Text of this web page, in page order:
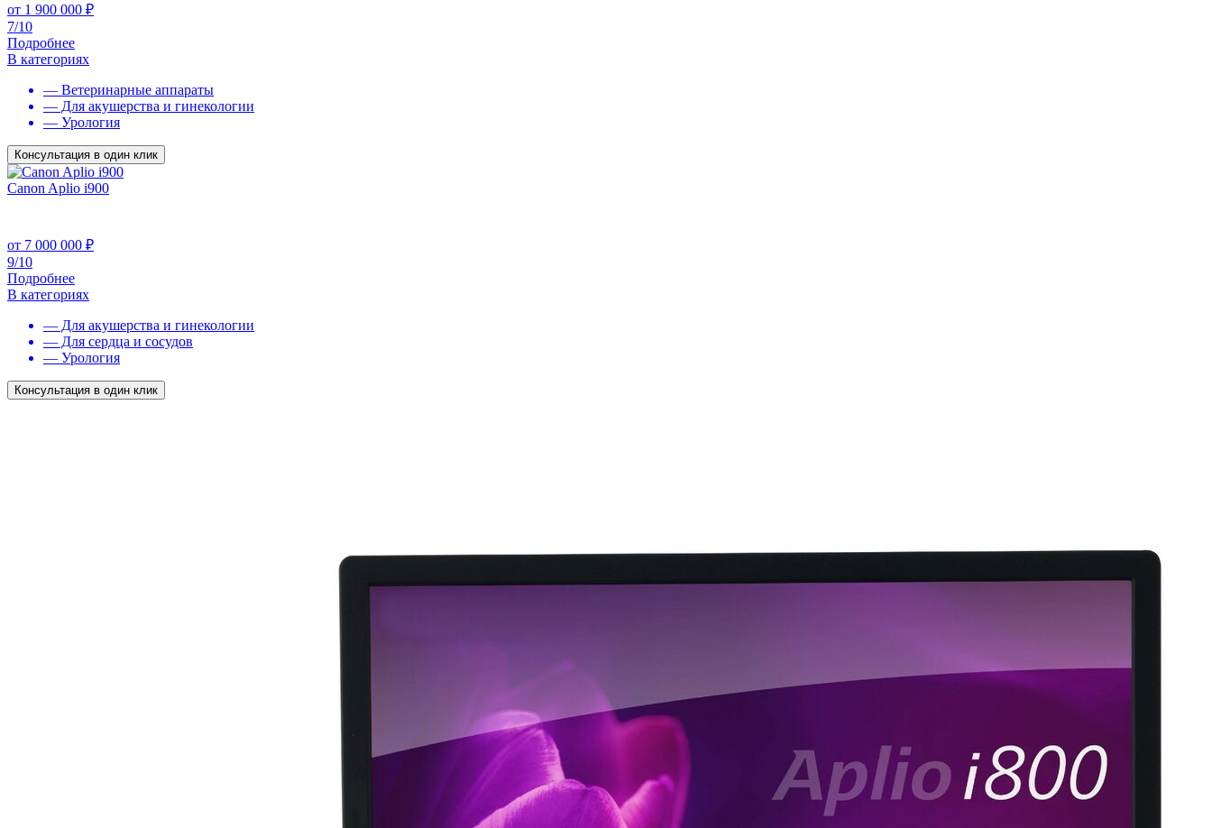
от 1 900 000 ₽
7/10
Подробнее
В категориях
— Ветеринарные аппараты
— Для акушерства и гинекологии
— Урология
Консультация в один клик
Canon Aplio i900
от 7 000 000 ₽
9/10
Подробнее
В категориях
— Для акушерства и гинекологии
— Для сердца и сосудов
— Урология
Консультация в один клик